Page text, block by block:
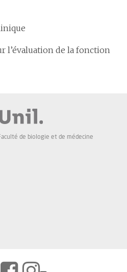
l’évaluation de la fonction
de biologie et de médecine